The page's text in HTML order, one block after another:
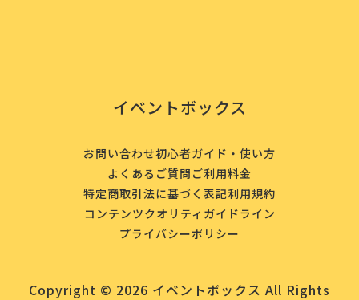
イベントボックス
お問い合わせ初心者ガイド・使い方
よくあるご質問 ご利用料金
特定商取引法に基づく表記利用規約
コンテンツクオリティガイドライン
プライバシーポリシー
Copyright © 2026 イベントボックス All Rights